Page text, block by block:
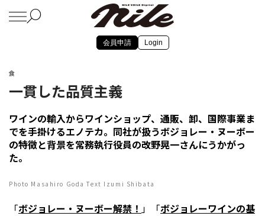
会員申請 Login
食
一貫した品質主義
ワインの輸入からワインショップ、通販、卸、国際事業ま
でを手掛けるエノテカ。同社が扱うボジョレー・ヌーボー
の特徴と背景を常務執行役員の改野晃一さんにうかがっ
た。
Photo Masahiro Goda Text Izumi Shibata
「ボジョレー・ヌーボー解禁！ 」「ボジョレーワインの基